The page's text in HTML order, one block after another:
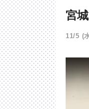
宮
11/5 (